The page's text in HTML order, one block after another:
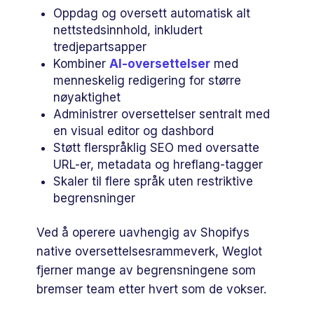
Oppdag og oversett automatisk alt
nettstedsinnhold, inkludert
tredjepartsapper
Kombiner AI-oversettelser med
menneskelig redigering for større
nøyaktighet
Administrer oversettelser sentralt med
en visual editor og dashbord
Støtt flerspråklig SEO med oversatte
URL-er, metadata og hreflang-tagger
Skaler til flere språk uten restriktive
begrensninger
Ved å operere uavhengig av Shopifys
native oversettelsesrammeverk, Weglot
fjerner mange av begrensningene som
bremser team etter hvert som de vokser.